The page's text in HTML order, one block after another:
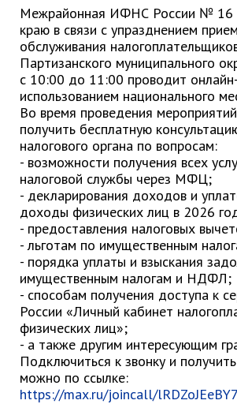
Глава МОГП
Отчёты главы
Первый заместитель
Заместители главы
График приёма граждан
август 2026 г.
июль 2026 г.
июнь 2026 г.
май 2026 г.
апрель 2026 г.
март 2026 г.
февраль 2026 г.
январь 2026 г.
декабрь 2025 г.
ноябрь 2025 г.
октябрь 2025 г.
сентябрь 2025 г.
Межрайонная ИФНС России № 16
краю в связи с упразднением
обслуживания
Партизанского муниципального
с 10:00 до 11:00 проводит
использованием национального
Во время проведения
получить бесплатную
налогового органа по вопросам:
- возможности получения всех
налоговой службы через МФЦ;
- декларирования доходов и
доходы физических лиц в 2026
- предоставления налоговых
- льготам по имущественным
- порядка уплаты и взыскания
имущественным налогам и НДФЛ;
- способам получения доступа к
России «Личный кабинет
физических лиц»;
- а также другим интересующим
Подключиться к звонку и
можно по ссылке:
https://max.ru/joincall/